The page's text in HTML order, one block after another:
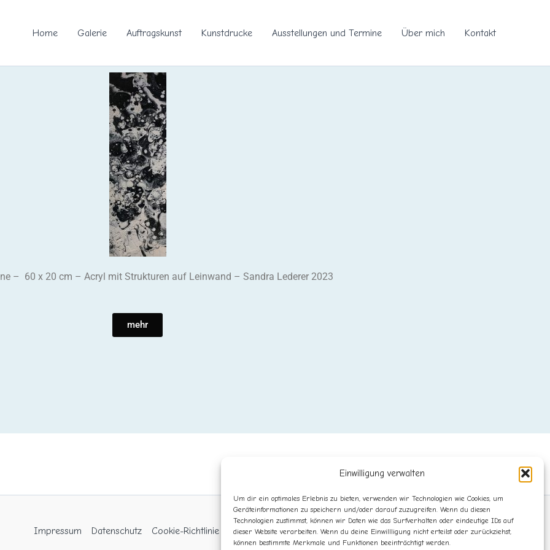
Einwilligung verwalten
Um dir ein optimales Erlebnis zu bieten, verwenden wir Technologien wie Cookies, um
Geräteinformationen zu speichern und/oder darauf zuzugreifen. Wenn du diesen
Technologien zustimmst, können wir Daten wie das Surfverhalten oder eindeutige IDs auf
dieser Website verarbeiten. Wenn du deine Einwillligung nicht erteilst oder zurückziehst,
können bestimmte Merkmale und Funktionen beeinträchtigt werden.
Home Galerie Auftragskunst Kunstdrucke Ausstellungen und Termine Über mich Kontakt
– 60 x 20 cm – Acryl mit Strukturen auf Leinwand – Sandra Lederer 2023
mehr
Impressum Datenschutz Cookie-Richtlinie (EU)